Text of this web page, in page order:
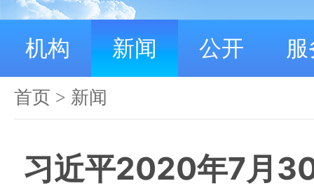
机构 新闻 公开
首页 > 新闻
习近平2020年7月